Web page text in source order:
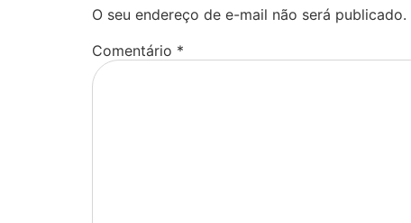
O seu endereço de e-mail não será publicado.
Comentário *